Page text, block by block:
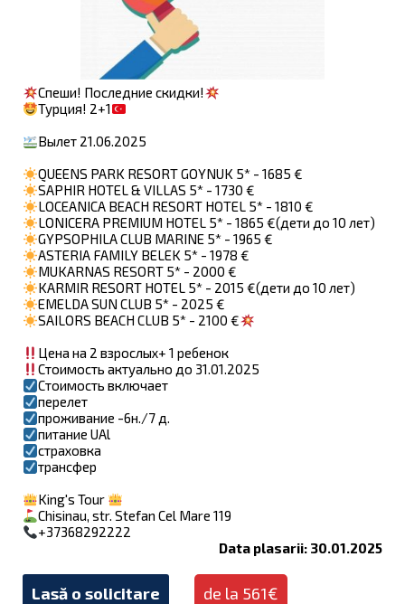
Спеши! Последние скидки!
Турция! 2+1
Вылет 21.06.2025
QUEENS PARK RESORT GOYNUK 5* - 1685 €
SAPHIR HOTEL & VILLAS 5* - 1730 €
LOCEANICA BEACH RESORT HOTEL 5* - 1810 €
LONICERA PREMIUM HOTEL 5* - 1865 €(дети до 10 лет)
GYPSOPHILA CLUB MARINE 5* - 1965 €
ASTERIA FAMILY BELEK 5* - 1978 €
MUKARNAS RESORT 5* - 2000 €
KARMIR RESORT HOTEL 5* - 2015 €(дети до 10 лет)
EMELDA SUN CLUB 5* - 2025 €
SAILORS BEACH CLUB 5* - 2100 €
Цена на 2 взрослых+ 1 ребенок
Стоимость актуально до 31.01.2025
Стоимость включает
перелет
проживание -6н./7 д.
питание UAl
страховка
трансфер
King's Tour
Chisinau, str. Stefan Cel Mare 119
+37368292222
Data plasarii: 30.01.2025
Lasă o solicitare de la 561€